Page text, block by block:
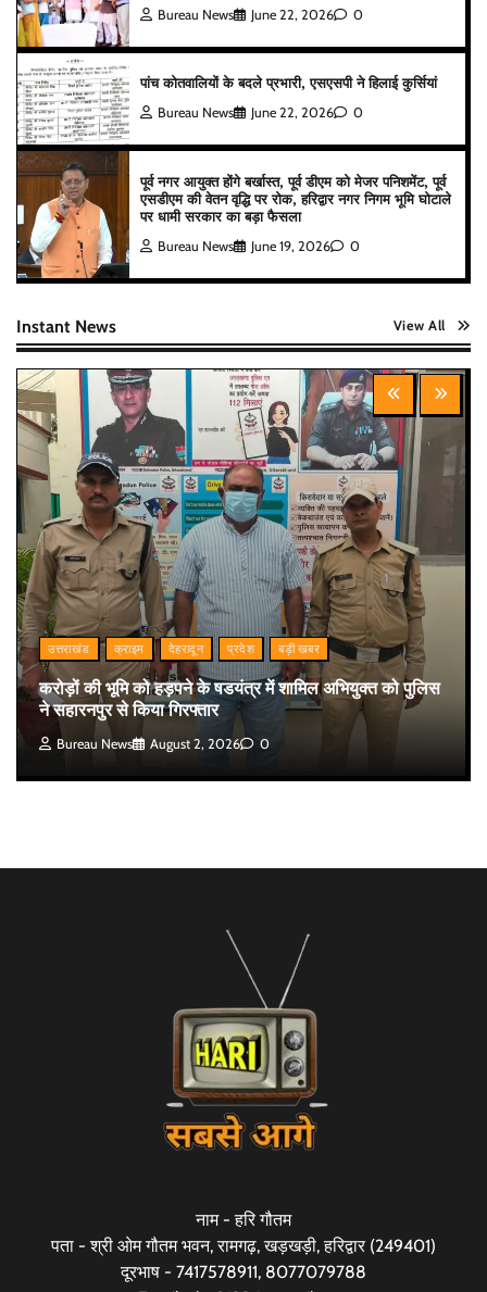
Bureau News June 22, 2026 0
पांच कोतवालियों के बदले प्रभारी, एसएसपी ने हिलाई कुर्सियां
Bureau News June 22, 2026 0
पूर्व नगर आयुक्त होंगे बर्खास्त, पूर्व डीएम को मेजर पनिशमेंट, पूर्व
एसडीएम की वेतन वृद्धि पर रोक, हरिद्वार नगर निगम भूमि घोटाले
पर धामी सरकार का बड़ा फैसला
Bureau News June 19, 2026 0
Instant News View All
उत्तराखंड क्राइम देहरादून प्रदेश बड़ी खबर
करोड़ों की भूमि को हड़पने के षडयंत्र में शामिल अभियुक्त को पुलिस
ने सहारनपुर से किया गिरफ्तार
Bureau News August 2, 2026 0
नाम - हरि गौतम
पता - श्री ओम गौतम भवन, रामगढ़, खड़खड़ी, हरिद्वार (249401)
दूरभाष - 7417578911, 8077079788